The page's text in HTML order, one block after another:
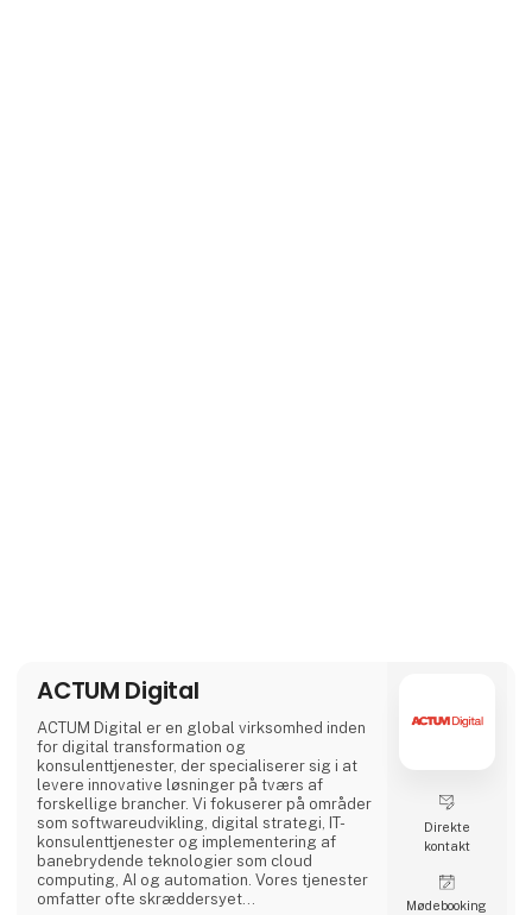
ACTUM Digital
ACTUM Digital er en global virksomhed inden
for digital transformation og
konsulenttjenester, der specialiserer sig i at
levere innovative løsninger på tværs af
forskellige brancher. Vi fokuserer på områder
som softwareudvikling, digital strategi, IT-
konsulenttjenester og implementering af
banebrydende teknologier som cloud
computing, AI og automation. Vores tjenester
omfatter ofte skræddersyet
Direkte
kontakt
Møde­booking